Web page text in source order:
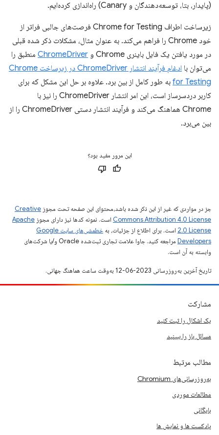
(پایدار، بتا، توسعه‌دهندگان و Canary) راه‌اندازی کرده‌ایم.
زیرساخت اطراف Chrome for Testing فرصت‌های جالبی فراتر از
خود Chrome را فراهم می‌کند. به عنوان مثال، مشکلات ذکر شده قبلی
در مورد یافتن یک فایل باینری Chrome و
ChromeDriver منطبق را
می‌توان با
ادغام فرآیند انتشار ChromeDriver در زیرساخت Chrome
for Testing به طور کامل از بین برد. علاوه بر حل این مشکل که برای
کاربر دردسرساز است، این امر انتشار ChromeDriver را نیز با
Chrome هماهنگ می‌کند و فرآیند انتشار دستی ChromeDriver را از
بین می‌برد.
این مرور مفید بود؟
جز در مواردی که غیر از این ذکر شده باشد،‌محتوای این صفحه تحت مجوز Creative
Commons Attribution 4.0 License است. نمونه کدها نیز دارای مجوز Apache
2.0 License است. برای اطلاع از جزئیات، به
خطمشی‌های سایت Google
Developers‏
مراجعه کنید. جاوا علامت تجاری ثبت‌شده Oracle و/یا شرکت‌های
وابسته به آن است.
تاریخ آخرین به‌روزرسانی 2023-06-12 به‌وقت ساعت هماهنگ جهانی.
مشارکت
یک اشکال را ثبت کنید
مسائل باز را ببینید
مطالب مرتبط
به‌روزرسانی‌های Chromium
مطالعات موردی
بایگانی
پادکست ها و نمایش ها